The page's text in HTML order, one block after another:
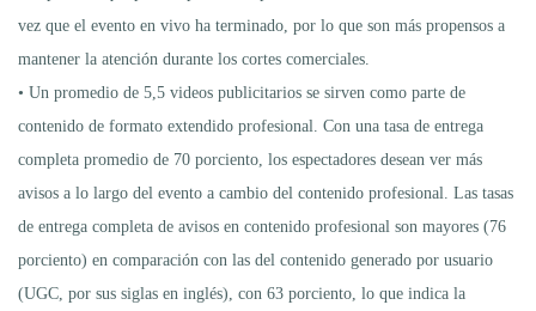
vez que el evento en vivo ha terminado, por lo que son más propensos a
mantener la atención durante los cortes comerciales.
• Un promedio de 5,5 videos publicitarios se sirven como parte de
contenido de formato extendido profesional. Con una tasa de entrega
completa promedio de 70 porciento, los espectadores desean ver más
avisos a lo largo del evento a cambio del contenido profesional. Las tasas
de entrega completa de avisos en contenido profesional son mayores (76
porciento) en comparación con las del contenido generado por usuario
(UGC, por sus siglas en inglés), con 63 porciento, lo que indica la